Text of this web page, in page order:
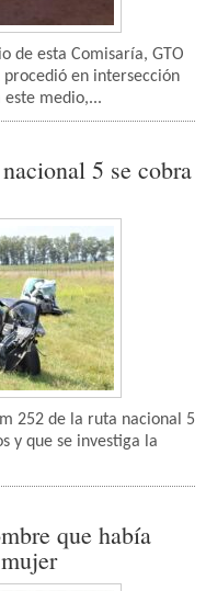
de esta Comisaría, GTO
procedió en intersección
medio,...
5 se cobra
252 de la ruta nacional 5
y que se investiga la
que había